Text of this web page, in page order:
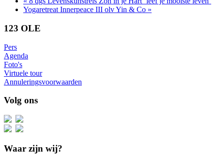
Yogaretreat Innerpeace III olv Yin & Co »
123 OLE
Pers
Agenda
Foto's
Virtuele tour
Annuleringsvoorwaarden
Volg ons
Waar zijn wij?